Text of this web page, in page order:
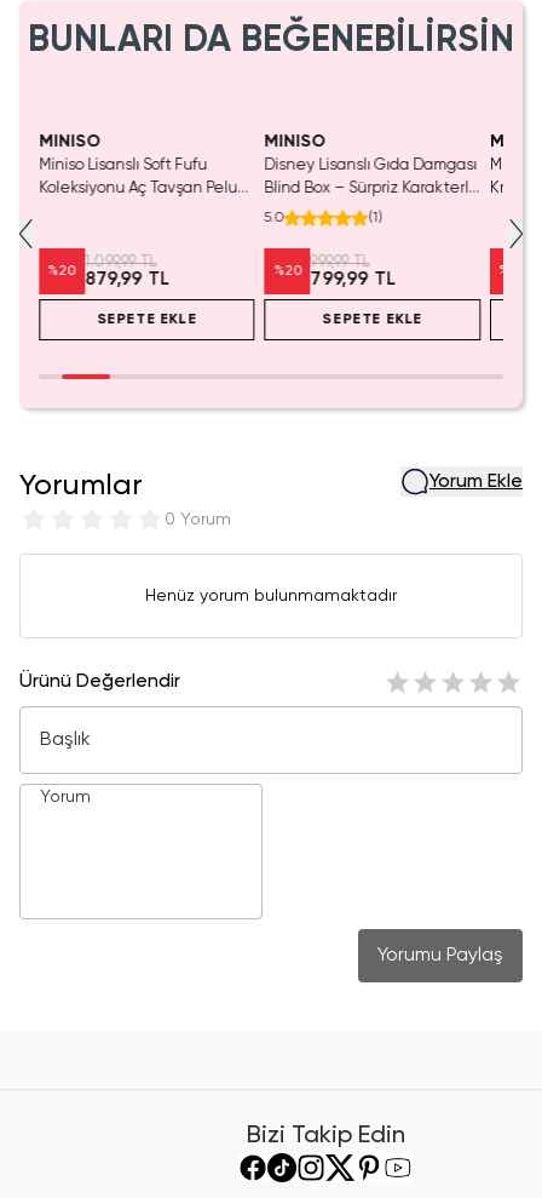
BUNLARI DA BEĞENEBİLİRSİN
MINISO
Miniso Lisanslı Soft Fufu
Koleksiyonu Aç Tavşan Peluş
%20
1.099,99 TL
879,99 TL
SEPETE EKLE
MINISO
Disney Lisanslı Gıda Damgası
Blind Box – Sürpriz Karakterli
Eğlenceli Sunum
5.0 (1)
%20
999,99 TL
799,99 TL
SEPETE EKLE
Miniso
Kristal
%
Yorumlar
0 Yorum
Yorum Ekle
Henüz yorum bulunmamaktadır
Ürünü Değerlendir
Yorumu Paylaş
Bizi Takip Edin